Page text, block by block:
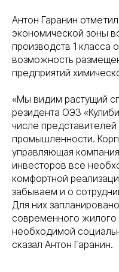
Антон Гаранин
экономической зоны
производств 1 класса
возможность
предприятий
«Мы видим растущий
резидента ОЭЗ
числе
промышленности.
управляющая
инвесторов все
комфортной
забываем и о
Для них
современного
необходимой
сказал Антон Гаранин.